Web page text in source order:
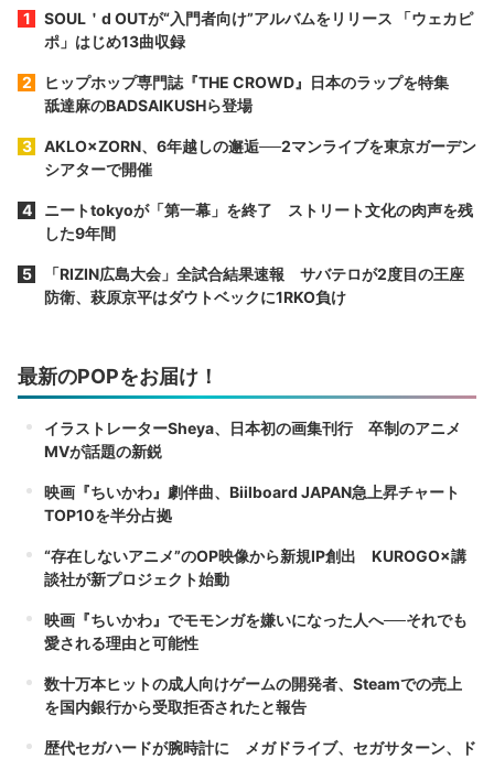
SOUL＇d OUTが“入門者向け”アルバムをリリース 「ウェカピ
ポ」はじめ13曲収録
ヒップホップ専門誌『THE CROWD』日本のラップを特集
舐達麻のBADSAIKUSHら登場
AKLO×ZORN、6年越しの邂逅──2マンライブを東京ガーデン
シアターで開催
ニートtokyoが「第一幕」を終了 ストリート文化の肉声を残
した9年間
「RIZIN広島大会」全試合結果速報 サバテロが2度目の王座
防衛、萩原京平はダウトベックに1RKO負け
最新のPOPをお届け！
イラストレーターSheya、日本初の画集刊行 卒制のアニメ
MVが話題の新鋭
映画『ちいかわ』劇伴曲、Biilboard JAPAN急上昇チャート
TOP10を半分占拠
“存在しないアニメ”のOP映像から新規IP創出 KUROGO×講
談社が新プロジェクト始動
映画『ちいかわ』でモモンガを嫌いになった人へ──それでも
愛される理由と可能性
数十万本ヒットの成人向けゲームの開発者、Steamでの売上
を国内銀行から受取拒否されたと報告
歴代セガハードが腕時計に メガドライブ、セガサターン、ド